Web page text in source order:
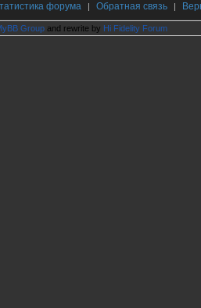
форума | Обратная связь |
Group and rewrite by Hi Fidelity Forum